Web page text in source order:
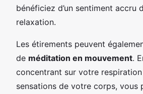
bénéficiez d’un sentiment accru
relaxation.
Les étirements peuvent
de méditation en mouvement.
concentrant sur votre
sensations de votre corps, vous